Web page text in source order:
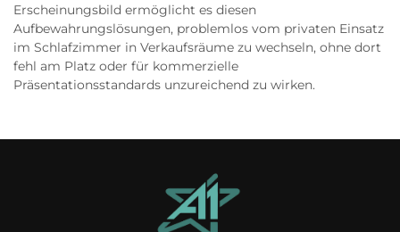
Erscheinungsbild ermöglicht es diesen
Aufbewahrungslösungen, problemlos vom privaten Einsatz
im Schlafzimmer in Verkaufsräume zu wechseln, ohne dort
fehl am Platz oder für kommerzielle
Präsentationsstandards unzureichend zu wirken.